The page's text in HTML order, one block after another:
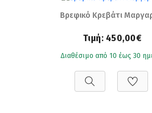
Βρεφικό Κρεβάτι
Τιμή: 450,00€
Διαθέσιμο από 10 έως 30